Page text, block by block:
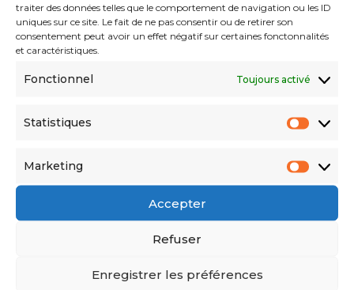
traiter des données telles que le comportement de navigation ou les ID
uniques sur ce site. Le fait de ne pas consentir ou de retirer son
consentement peut avoir un effet négatif sur certaines fonctonnalités
et caractéristiques.
Fonctionnel Toujours activé
Statistiques
Marketing
Accepter
Refuser
Enregistrer les préférences
traditionnelle d’été
Sport
Top 10 des joueurs d'origine
algérienne qui ont marqué l'histoire
de l'Équipe de France
Canadair : est-il la seule arme contre